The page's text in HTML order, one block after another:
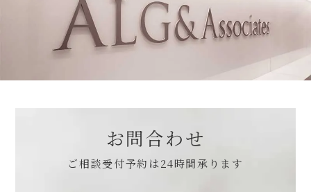
お問合わせ
ご相談受付予約は24時間承ります